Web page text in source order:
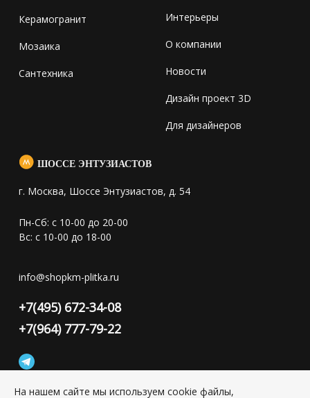
Керамогранит
Мозаика
Сантехника
Интерьеры
О компании
Новости
Дизайн проект 3D
Для дизайнеров
ШОССЕ ЭНТУЗИАСТОВ
г. Москва, Шоссе Энтузиастов, д. 54
Пн-Сб: с 10-00 до 20-00
Вс: с 10-00 до 18-00
info@shopkm-plitka.ru
+7(495) 672-34-08
+7(964) 777-79-22
На нашем сайте мы используем cookie файлы,